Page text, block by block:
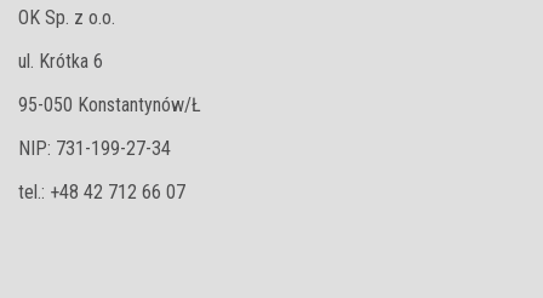
OK Sp. z o.o.
ul. Krótka 6
95-050 Konstantynów/Ł
NIP: 731-199-27-34
tel.: +48 42 712 66 07